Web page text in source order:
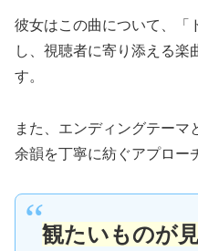
彼女はこの曲について、「
し、視聴者に寄り添える楽
す。
また、エンディングテーマ
余韻を丁寧に紡ぐアプロー
観たいものが